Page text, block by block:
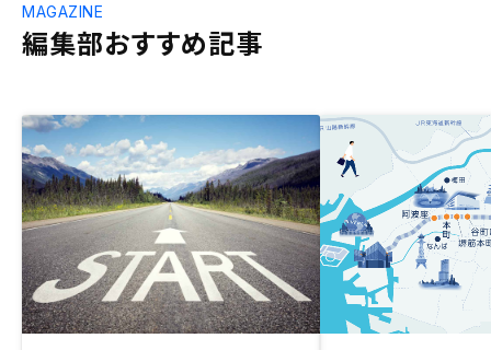
編集部おすすめ記事
MAGAZINE